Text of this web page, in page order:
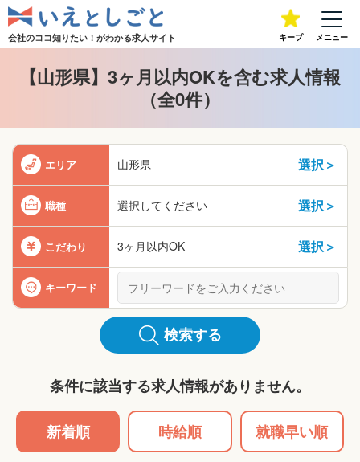
会社のココ知りたい！がわかる求人サイト キープ メニュー
【山形県】3ヶ月以内OKを含む求人情報
（全0件）
エリア 山形県 選択＞
職種 選択してください 選択＞
こだわり 3ヶ月以内OK 選択＞
キーワード
検索する
条件に該当する求人情報がありません。
新着順 時給順 就職早い順